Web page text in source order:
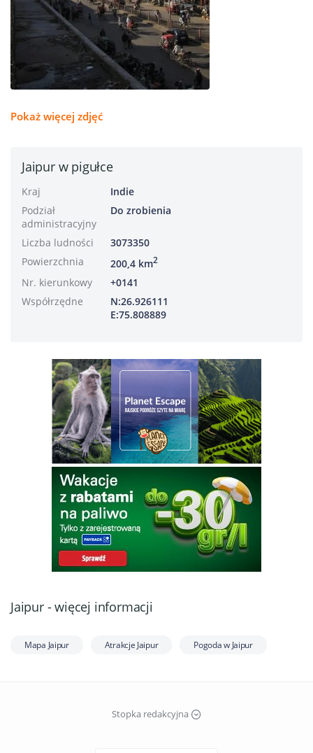
Pokaż więcej zdjęć
Jaipur w pigułce
Kraj
Indie
Podział
administracyjny
Do zrobienia
Liczba ludności
3073350
Powierzchnia
200,4 km2
Nr. kierunkowy
+0141
Współrzędne
N:26.926111
E:75.808889
Jaipur - więcej informacji
Mapa Jaipur Atrakcje Jaipur Pogoda w Jaipur
Stopka redakcyjna